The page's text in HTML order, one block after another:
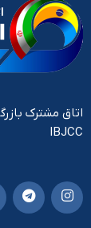
اتاق مشترک
IBJCC